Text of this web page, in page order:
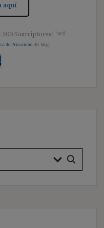
aquí
Suscriptores! ༺
de Privacidad del blog]